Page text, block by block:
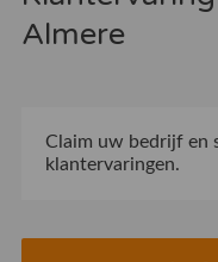
Almere
Claim uw bedrijfen
klantervaringen.